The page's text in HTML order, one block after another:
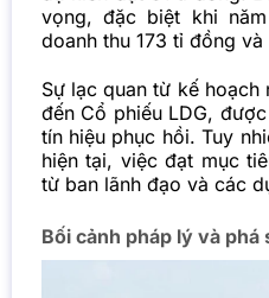
vọng, đặc biệt khi
doanh thu 173 tỉ đồng
Sự lạc quan từ kế
đến Cổ phiếu LDG,
tín hiệu phục hồi. Tuy
hiện tại, việc đạt mục
từ ban lãnh đạo và các
Bối cảnh pháp lý và phá